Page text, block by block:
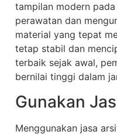
tampilan modern
perawatan dan
material yang tepat
tetap stabil dan
terbaik sejak awal,
bernilai tinggi dalam
Gunakan
Menggunakan jasa